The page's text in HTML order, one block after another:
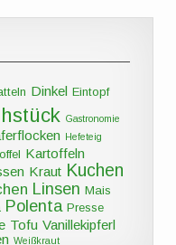
Dinkel Eintopf
Gastronomie
Hefeteig
Kartoffeln
Kraut Kuchen
Linsen Mais
Polenta Presse
Tofu Vanillekipferl
Weißkraut